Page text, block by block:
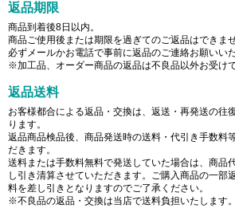
返品期限
商品到着後8日以内。
商品ご使用後または期限を過ぎてのご返品はできませ
必ずメールかお電話で事前に返品のご連絡お願いい
※加工品、オーダー商品の返品は不良品以外お受けで
返品送料
お客様都合による返品・交換は、返送・再発送の往
ります。
返品商品検品後、商品発送時の送料・代引き手数料
だきます。
送料または手数料無料で発送していた場合は、商品
し引き清算させていただきます。ご購入商品の一部
料を差し引きとなりますのでご了承ください。
※不良品の返品・交換は当店で送料負担いたします。